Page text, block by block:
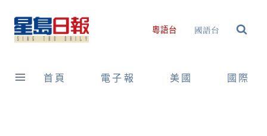
content
粵語台 國語台
首頁 電子報 美國 國際